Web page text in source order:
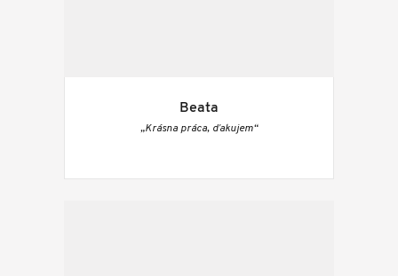
Beata
„Krásna práca, ďakujem“